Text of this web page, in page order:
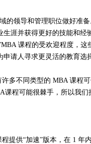
的领导和管理职位做好准
涯并获得更好的技能和经
课程的受欢迎程度，这
请人寻求更灵活的教育选
多不同类型的 MBA 课程
课程可能很棘手，所以我
提供“加速”版本，在 1 年